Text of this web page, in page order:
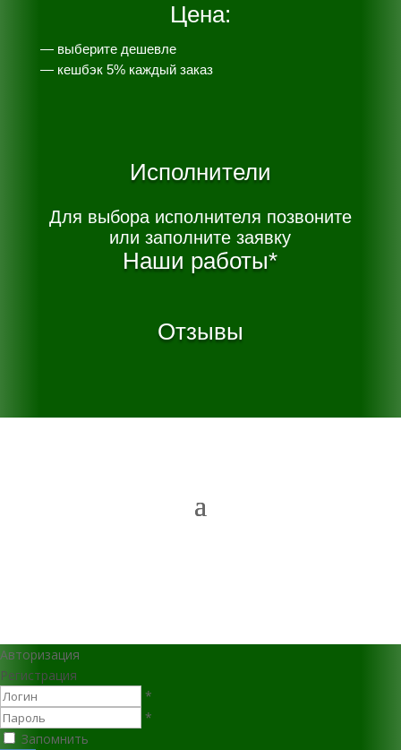
Цена:
— выберите дешевле
— кешбэк 5% каждый заказ
Исполнители
Для выбора исполнителя позвоните
или заполните заявку
Наши работы*
Отзывы
Авторизация
Регистрация
*
*
Запомнить